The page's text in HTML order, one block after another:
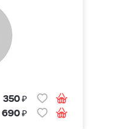
350₽
690₽